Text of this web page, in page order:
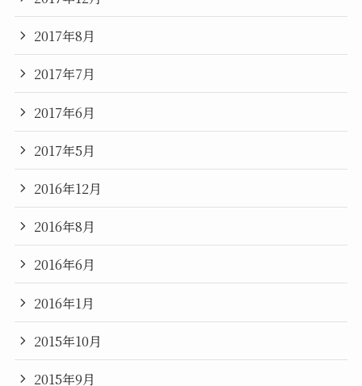
2017年8月
2017年7月
2017年6月
2017年5月
2016年12月
2016年8月
2016年6月
2016年1月
2015年10月
2015年9月